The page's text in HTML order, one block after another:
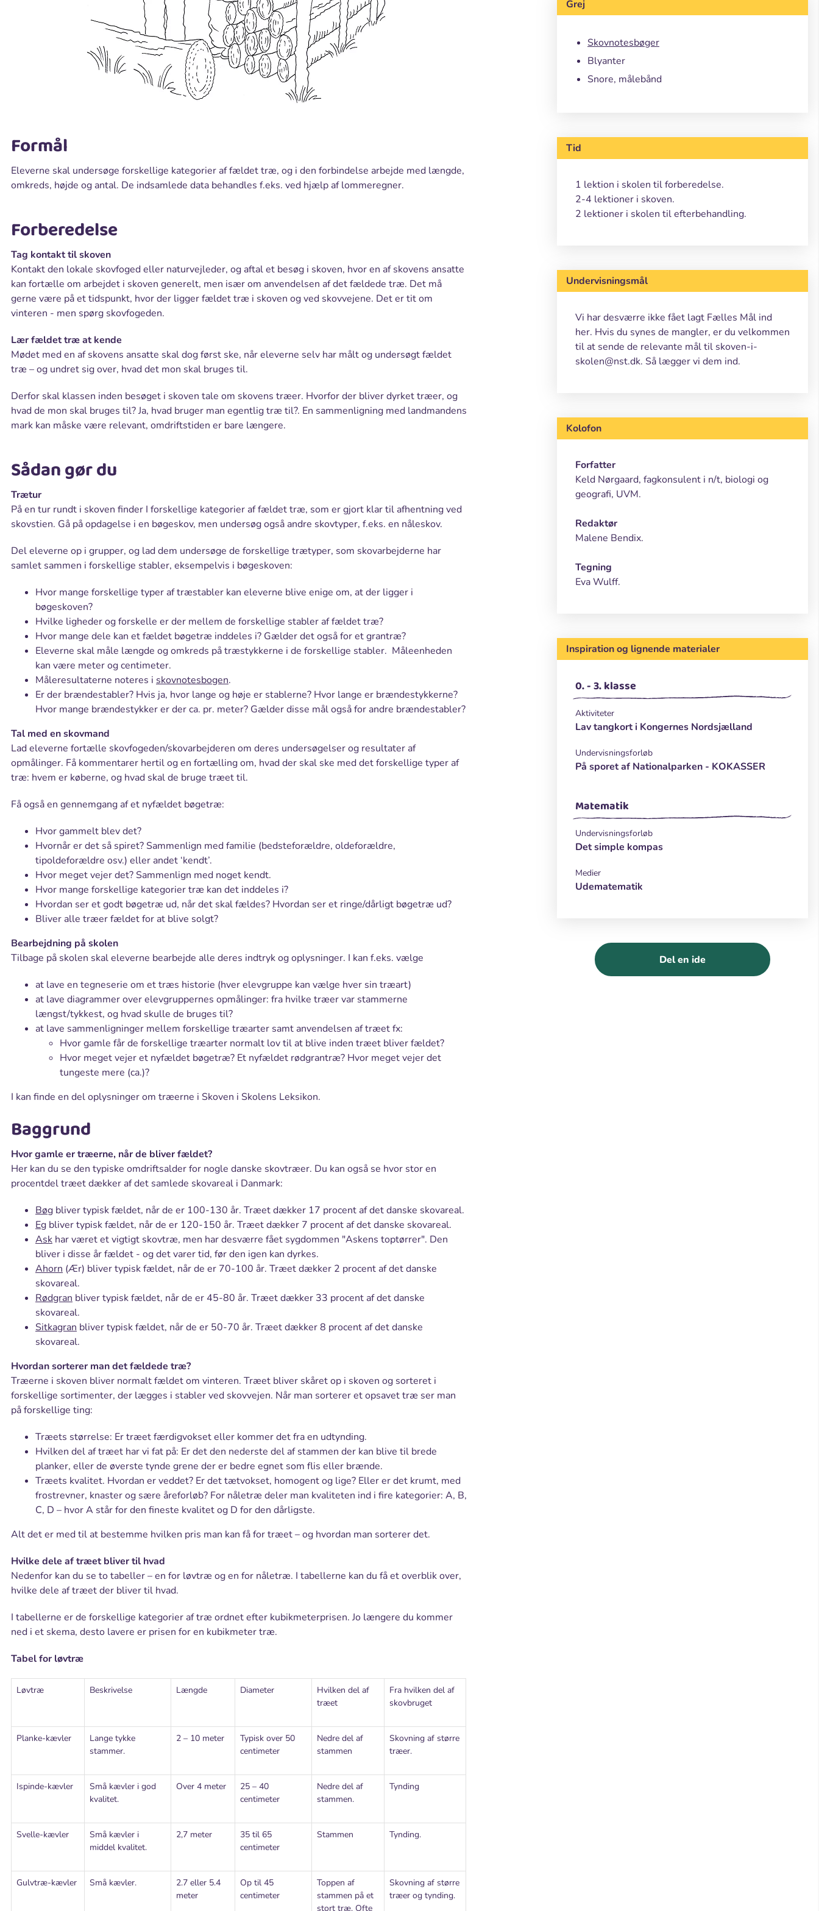
Formål
Eleverne skal undersøge forskellige kategorier af fældet træ, og i den forbindelse arbejde med længde,
omkreds, højde og antal. De indsamlede data behandles f.eks. ved hjælp af lommeregner.
Forberedelse
Tag kontakt til skoven
Kontakt den lokale skovfoged eller naturvejleder, og aftal et besøg i skoven, hvor en af skovens ansatte
kan fortælle om arbejdet i skoven generelt, men især om anvendelsen af det fældede træ. Det må
gerne være på et tidspunkt, hvor der ligger fældet træ i skoven og ved skovvejene. Det er tit om
vinteren - men spørg skovfogeden.
Lær fældet træ at kende
Mødet med en af skovens ansatte skal dog først ske, når eleverne selv har målt og undersøgt fældet
træ – og undret sig over, hvad det mon skal bruges til.
Derfor skal klassen inden besøget i skoven tale om skovens træer. Hvorfor der bliver dyrket træer, og
hvad de mon skal bruges til? Ja, hvad bruger man egentlig træ til?. En sammenligning med landmandens
mark kan måske være relevant, omdriftstiden er bare længere.
Sådan gør du
Trætur
På en tur rundt i skoven finder I forskellige kategorier af fældet træ, som er gjort klar til afhentning ved
skovstien. Gå på opdagelse i en bøgeskov, men undersøg også andre skovtyper, f.eks. en nåleskov.
Del eleverne op i grupper, og lad dem undersøge de forskellige trætyper, som skovarbejderne har
samlet sammen i forskellige stabler, eksempelvis i bøgeskoven:
Hvor mange forskellige typer af træstabler kan eleverne blive enige om, at der ligger i
bøgeskoven?
Hvilke ligheder og forskelle er der mellem de forskellige stabler af fældet træ?
Hvor mange dele kan et fældet bøgetræ inddeles i? Gælder det også for et grantræ?
Eleverne skal måle længde og omkreds på træstykkerne i de forskellige stabler. Måleenheden
kan være meter og centimeter.
Måleresultaterne noteres i skovnotesbogen.
Er der brændestabler? Hvis ja, hvor lange og høje er stablerne? Hvor lange er brændestykkerne?
Hvor mange brændestykker er der ca. pr. meter? Gælder disse mål også for andre brændestabler?
Tal med en skovmand
Lad eleverne fortælle skovfogeden/skovarbejderen om deres undersøgelser og resultater af
opmålinger. Få kommentarer hertil og en fortælling om, hvad der skal ske med det forskellige typer af
træ: hvem er køberne, og hvad skal de bruge træet til.
Få også en gennemgang af et nyfældet bøgetræ:
Hvor gammelt blev det?
Hvornår er det så spiret? Sammenlign med familie (bedsteforældre, oldeforældre,
tipoldeforældre osv.) eller andet ‘kendt’.
Hvor meget vejer det? Sammenlign med noget kendt.
Hvor mange forskellige kategorier træ kan det inddeles i?
Hvordan ser et godt bøgetræ ud, når det skal fældes? Hvordan ser et ringe/dårligt bøgetræ ud?
Bliver alle træer fældet for at blive solgt?
Bearbejdning på skolen
Tilbage på skolen skal eleverne bearbejde alle deres indtryk og oplysninger. I kan f.eks. vælge
at lave en tegneserie om et træs historie (hver elevgruppe kan vælge hver sin træart)
at lave diagrammer over elevgruppernes opmålinger: fra hvilke træer var stammerne
længst/tykkest, og hvad skulle de bruges til?
at lave sammenligninger mellem forskellige træarter samt anvendelsen af træet fx:
Hvor gamle får de forskellige træarter normalt lov til at blive inden træet bliver fældet?
Hvor meget vejer et nyfældet bøgetræ? Et nyfældet rødgrantræ? Hvor meget vejer det
tungeste mere (ca.)?
I kan finde en del oplysninger om træerne i Skoven i Skolens Leksikon.
Baggrund
Hvor gamle er træerne, når de bliver fældet?
Her kan du se den typiske omdriftsalder for nogle danske skovtræer. Du kan også se hvor stor en
procentdel træet dækker af det samlede skovareal i Danmark:
Bøg bliver typisk fældet, når de er 100-130 år. Træet dækker 17 procent af det danske skovareal.
Eg bliver typisk fældet, når de er 120-150 år. Træet dækker 7 procent af det danske skovareal.
Ask har været et vigtigt skovtræ, men har desværre fået sygdommen "Askens toptørrer". Den
bliver i disse år fældet - og det varer tid, før den igen kan dyrkes.
Ahorn (Ær) bliver typisk fældet, når de er 70-100 år. Træet dækker 2 procent af det danske
skovareal.
Rødgran bliver typisk fældet, når de er 45-80 år. Træet dækker 33 procent af det danske
skovareal.
Sitkagran bliver typisk fældet, når de er 50-70 år. Træet dækker 8 procent af det danske
skovareal.
Hvordan sorterer man det fældede træ?
Træerne i skoven bliver normalt fældet om vinteren. Træet bliver skåret op i skoven og sorteret i
forskellige sortimenter, der lægges i stabler ved skovvejen. Når man sorterer et opsavet træ ser man
på forskellige ting:
Træets størrelse: Er træet færdigvokset eller kommer det fra en udtynding.
Hvilken del af træet har vi fat på: Er det den nederste del af stammen der kan blive til brede
planker, eller de øverste tynde grene der er bedre egnet som flis eller brænde.
Træets kvalitet. Hvordan er veddet? Er det tætvokset, homogent og lige? Eller er det krumt, med
frostrevner, knaster og sære åreforløb? For nåletræ deler man kvaliteten ind i fire kategorier: A, B,
C, D – hvor A står for den fineste kvalitet og D for den dårligste.
Alt det er med til at bestemme hvilken pris man kan få for træet – og hvordan man sorterer det.
Hvilke dele af træet bliver til hvad
Nedenfor kan du se to tabeller – en for løvtræ og en for nåletræ. I tabellerne kan du få et overblik over,
hvilke dele af træet der bliver til hvad.
I tabellerne er de forskellige kategorier af træ ordnet efter kubikmeterprisen. Jo længere du kommer
ned i et skema, desto lavere er prisen for en kubikmeter træ.
Tabel for løvtræ
Løvtræ Beskrivelse Længde Diameter
Hvilken del af
træet
Fra hvilken del af
skovbruget
Planke-kævler
Lange tykke
stammer.
2 – 10 meter
Typisk over 50
centimeter
Nedre del af
stammen
Skovning af større
træer.
Ispinde-kævler
Små kævler i god
kvalitet.
Over 4 meter
25 – 40
centimeter
Nedre del af
stammen.
Tynding
Svelle-kævler
Små kævler i
middel kvalitet.
2,7 meter
35 til 65
centimeter
Stammen Tynding.
Gulvtræ-kævler Små kævler.
2.7 eller 5.4
meter
Op til 45
centimeter
Toppen af
stammen på et
stort træ. Ofte
Skovning af større
træer og tynding.
Grej
Skovnotesbøger
Blyanter
Snore, målebånd
Tid
1 lektion i skolen til forberedelse.
2-4 lektioner i skoven.
2 lektioner i skolen til efterbehandling.
Undervisningsmål
Vi har desværre ikke fået lagt Fælles Mål ind
her. Hvis du synes de mangler, er du velkommen
til at sende de relevante mål til skoven-i-
skolen@nst.dk. Så lægger vi dem ind.
Kolofon
Forfatter
Keld Nørgaard, fagkonsulent i n/t, biologi og
geografi, UVM.
Redaktør
Malene Bendix.
Tegning
Eva Wulff.
Inspiration og lignende materialer
0. - 3. klasse
Aktiviteter
Lav tangkort i Kongernes Nordsjælland
Undervisningsforløb
På sporet af Nationalparken - KOKASSER
Matematik
Undervisningsforløb
Det simple kompas
Medier
Udematematik
Del en ide